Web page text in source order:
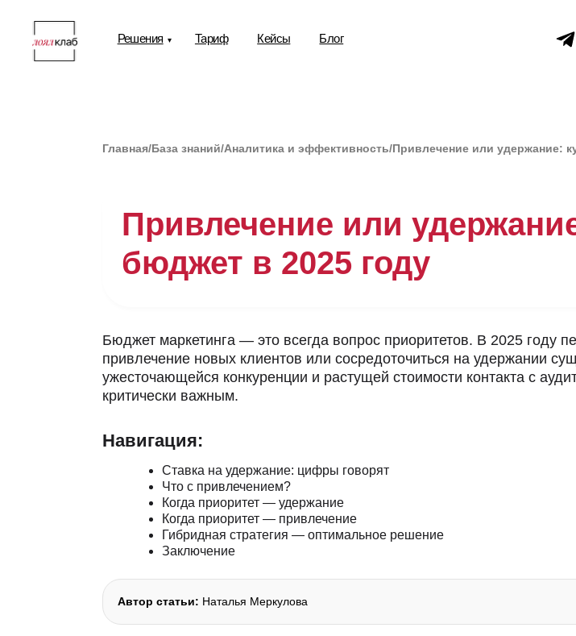
+7
24/7
Решения ▾ Тариф Кейсы Блог
Главная/База знаний/Аналитика и эффективность/Привлечение или удержание:
Привлечение или
бюджет в 2025 году
Бюджет маркетинга — это всегда вопрос приоритетов. В 2025 году
привлечение новых клиентов или сосредоточиться на удержании
ужесточающейся конкуренции и растущей стоимости контакта с
критически важным.
Навигация:
Ставка на удержание: цифры говорят
Что с привлечением?
Когда приоритет — удержание
Когда приоритет — привлечение
Гибридная стратегия — оптимальное решение
Заключение
Автор статьи: Наталья Меркулова